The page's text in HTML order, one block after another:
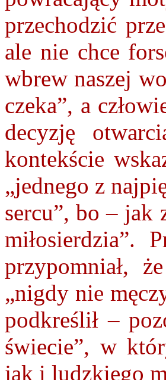
przechodzić
ale nie chce
wbrew naszej
czeka”, a
decyzję
kontekście
„jednego z
sercu”, bo – jak
miłosierdzia”.
przypomniał,
„nigdy nie
podkreślił –
świecie”, w
jak i ludzkiego